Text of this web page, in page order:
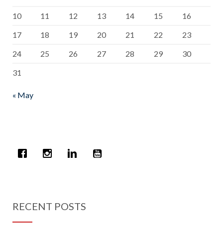
10
11 12 13 14 15
16
17
18 19 20 21 22
23
24
25 26 27 28 29
30
31
« May
RECENT POSTS